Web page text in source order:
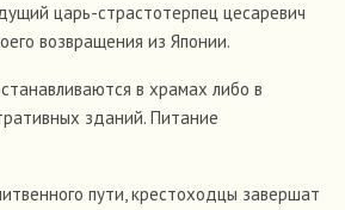
царь-страстотерпец цесаревич
возвращения из Японии.
в храмах либо в
зданий. Питание
пути, крестоходцы завершат